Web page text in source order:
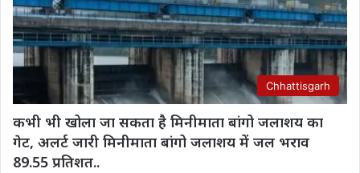
Chhattisgarh
कभी भी खोला जा सकता है मिनीमाता बांगो जलाशय का
गेट, अलर्ट जारी मिनीमाता बांगो जलाशय में जल भराव
89.55 प्रतिशत..